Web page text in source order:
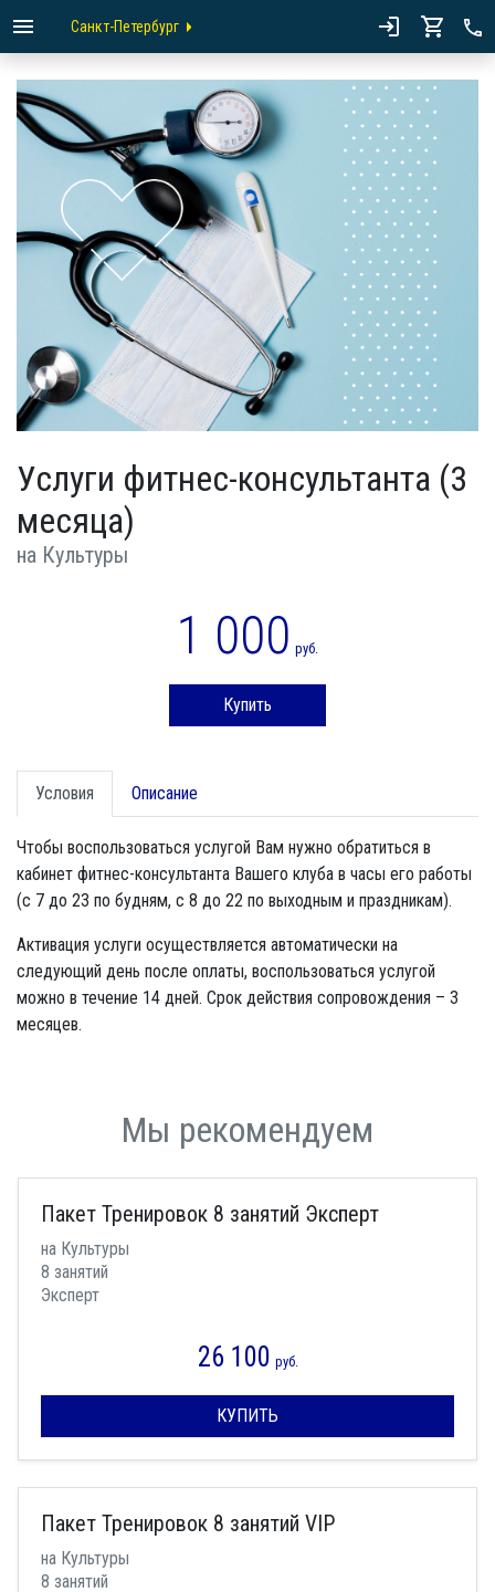
Санкт-Петербург
Услуги фитнес-консультанта (3
месяца)
на Культуры
1 000 руб.
Купить
Условия Описание
Чтобы воспользоваться услугой Вам нужно обратиться в
кабинет фитнес-консультанта Вашего клуба в часы его работы
(с 7 до 23 по будням, с 8 до 22 по выходным и праздникам).
Активация услуги осуществляется автоматически на
следующий день после оплаты, воспользоваться услугой
можно в течение 14 дней. Срок действия сопровождения – 3
месяцев.
Мы рекомендуем
Пакет Тренировок 8 занятий Эксперт
на Культуры
8 занятий
Эксперт
26 100 руб.
КУПИТЬ
Пакет Тренировок 8 занятий VIP
на Культуры
8 занятий